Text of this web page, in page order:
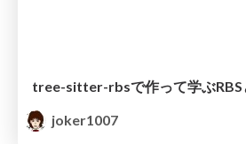
joker1007